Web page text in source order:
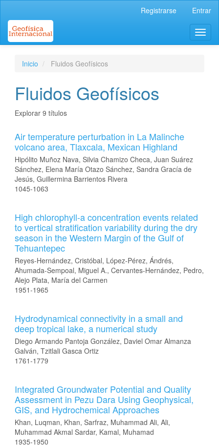
Contenido
principal
Barra
Registrarse Entrar
Inicio Fluidos Geofísicos
Fluidos Geofísicos
Explorar 9 títulos
Air temperature perturbation in La Malinche
volcano area, Tlaxcala, Mexican Highland
Hipólito Muñoz Nava, Silvia Chamizo Checa, Juan Suárez
Sánchez, Elena María Otazo Sánchez, Sandra Gracía de
Jesús, Guillermina Barrientos Rivera
1045-1063
High chlorophyll-a concentration events related
to vertical stratification variability during the dry
season in the Western Margin of the Gulf of
Tehuantepec
Reyes-Hernández, Cristóbal, López-Pérez, Ándrés,
Ahumada-Sempoal, Miguel A., Cervantes-Hernández, Pedro,
Alejo Plata, María del Carmen
1951-1965
Hydrodynamical connectivity in a small and
deep tropical lake, a numerical study
Diego Armando Pantoja González, Daviel Omar Almanza
Galván, Tzitlali Gasca Ortiz
1761-1779
Integrated Groundwater Potential and Quality
Assessment in Pezu Dara Using Geophysical,
GIS, and Hydrochemical Approaches
Khan, Luqman, Khan, Sarfraz, Muhammad Ali, Ali,
Muhammad Akmal Sardar, Kamal, Muhamad
1935-1950